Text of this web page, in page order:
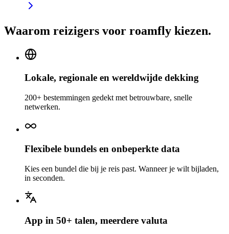
Waarom reizigers voor roamfly kiezen.
Lokale, regionale en wereldwijde dekking
200+ bestemmingen gedekt met betrouwbare, snelle
netwerken.
Flexibele bundels en onbeperkte data
Kies een bundel die bij je reis past. Wanneer je wilt bijladen,
in seconden.
App in 50+ talen, meerdere valuta